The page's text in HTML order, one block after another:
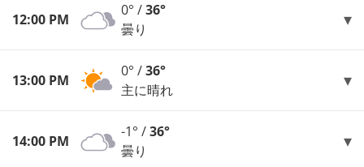
12:00 PM
0° /36°
曇り
13:00 PM
0° /36°
主に晴れ
14:00 PM
-1° /36°
曇り